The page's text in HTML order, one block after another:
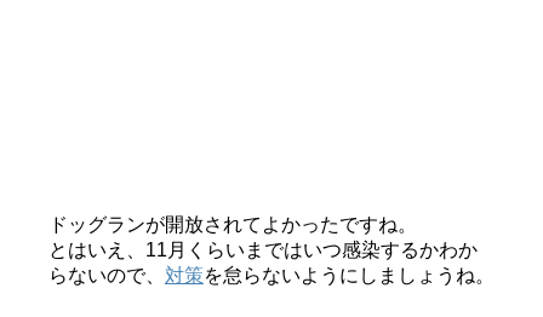
ドッグランが開放されてよかったですね。
とはいえ、11月くらいまではいつ感染するかわか
らないので、 対策を怠らないようにしましょうね。